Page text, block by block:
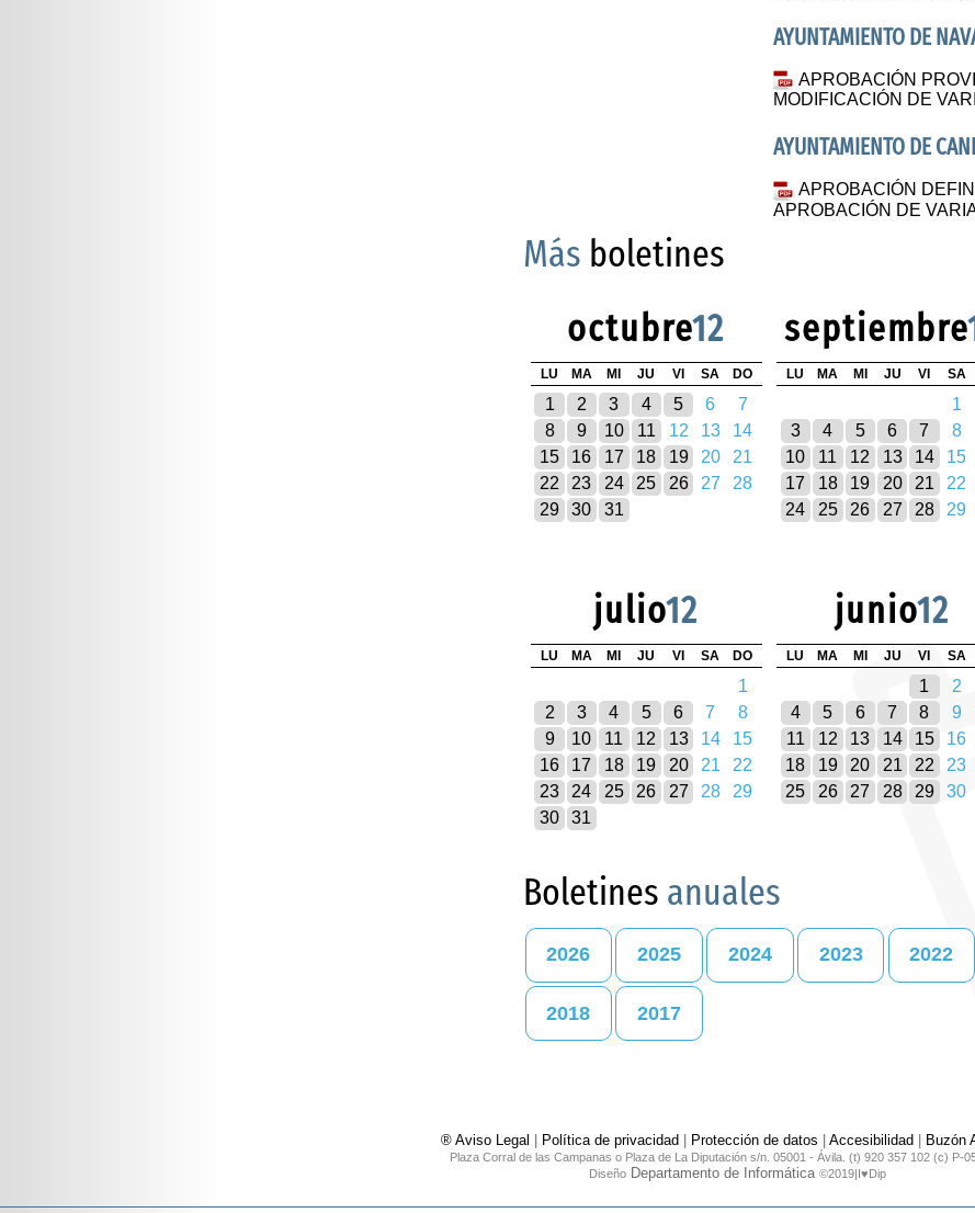
AYUNTAMIENTO DE
APROBACIÓN
MODIFICACIÓN DE
AYUNTAMIENTO DE
APROBACIÓN
APROBACIÓN DE
Más boletines
octubre12
LU MA MI JU VI SA DO
1 2 3 4 5 6
7
8
9 10 11 12 13
14
15
16 17 18 19 20
21
22
23 24 25 26 27
28
29
30 31
septiembre
LU MA MI JU VI SA
1
3
4 5 6 7 8
10
11 12 13 14 15
17
18 19 20 21 22
24
25 26 27 28 29
julio12
LU MA MI JU VI SA DO
1
2
3 4 5 6 7
8
9
10 11 12 13 14
15
16
17 18 19 20 21
22
23
24 25 26 27 28
29
30
31
junio12
LU MA MI JU VI SA
1 2
4
5 6 7 8 9
11
12 13 14 15 16
18
19 20 21 22 23
25
26 27 28 29 30
Boletines anuales
2026 2025 2024 2023 2022
2018 2017
® Aviso Legal | Política de privacidad| Protección de datos | Accesibilidad| Buzón
Plaza Corral de las Campanas o Plaza de La Diputación s/n. 05001 - Ávila. (t) 920 357 102 (c) P-
DiseñoDepartamento de Informática ©2019|I♥Dip